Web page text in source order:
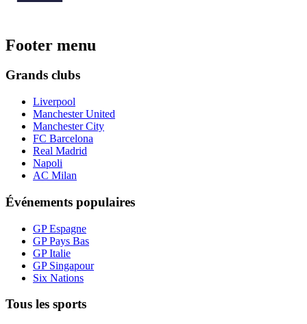
Footer menu
Grands clubs
Liverpool
Manchester United
Manchester City
FC Barcelona
Real Madrid
Napoli
AC Milan
Événements populaires
GP Espagne
GP Pays Bas
GP Italie
GP Singapour
Six Nations
Tous les sports